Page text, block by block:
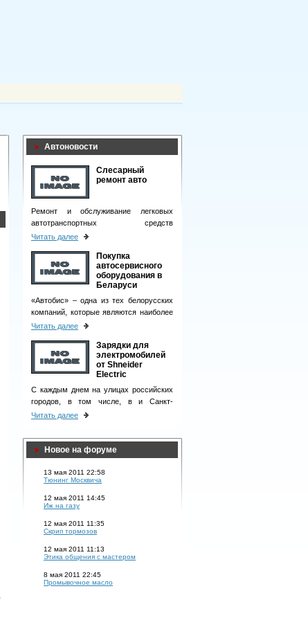
Автоновости
Слесарный
ремонт авто
Ремонт и обслуживание легковых
автотранспортных средств
подразумевает целый комплекс
Читать далее
Покупка
автосервисного
оборудования в
Беларуси
«Автобис» – одна из тех белорусских
компаний, которые являются наиболее
ответственными деловыми партнерами
доверия у клиентов.
Читать далее
Зарядки для
электромобилей
от Shneider
Electric
С каждым днем на улицах российских
городов, в том числе, в и Санкт-
Петербурге, появляется все больше
Читать далее
Новое на форуме
13 мая 2011 22:58
Тюнинг Москвича
12 мая 2011 14:45
Иж на газу
12 мая 2011 11:35
Скрип тормозов
12 мая 2011 11:13
Этика общения с мастером
8 мая 2011 22:45
Промывочное масло